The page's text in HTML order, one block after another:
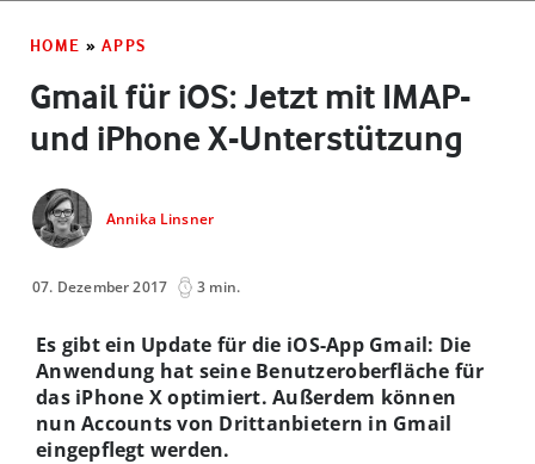
HOME » APPS
Gmail für iOS: Jetzt mit IMAP-
und iPhone X-Unterstützung
Annika Linsner
07. Dezember 2017 3 min.
Es gibt ein Update für die iOS-App Gmail: Die
Anwendung hat seine Benutzeroberfläche für
das iPhone X optimiert. Außerdem können
nun Accounts von Drittanbietern in Gmail
eingepflegt werden.